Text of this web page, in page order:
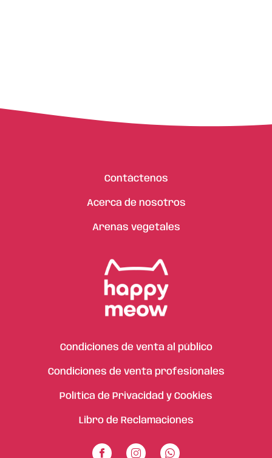
Contáctenos
Acerca de nosotros
Arenas vegetales
Condiciones de venta al público
Condiciones de venta profesionales
Política de Privacidad y Cookies
Libro de Reclamaciones